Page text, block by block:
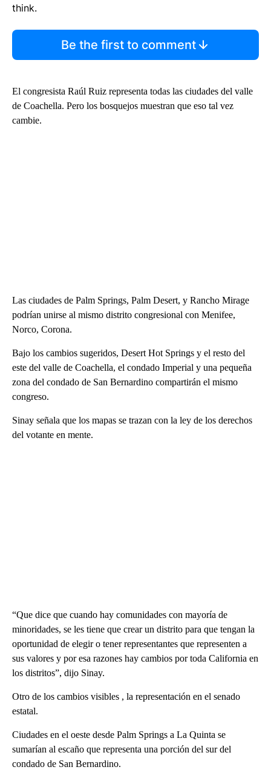
think.
Be the first to comment
El congresista Raúl Ruiz representa todas las ciudades del valle
de Coachella. Pero los bosquejos muestran que eso tal vez
cambie.
Las ciudades de Palm Springs, Palm Desert, y Rancho Mirage
podrían unirse al mismo distrito congresional con Menifee,
Norco, Corona.
Bajo los cambios sugeridos, Desert Hot Springs y el resto del
este del valle de Coachella, el condado Imperial y una pequeña
zona del condado de San Bernardino compartirán el mismo
congreso.
Sinay señala que los mapas se trazan con la ley de los derechos
del votante en mente.
“Que dice que cuando hay comunidades con mayoría de
minoridades, se les tiene que crear un distrito para que tengan la
oportunidad de elegir o tener representantes que representen a
sus valores y por esa razones hay cambios por toda California en
los distritos”, dijo Sinay.
Otro de los cambios visibles , la representación en el senado
estatal.
Ciudades en el oeste desde Palm Springs a La Quinta se
sumarían al escaño que representa una porción del sur del
condado de San Bernardino.